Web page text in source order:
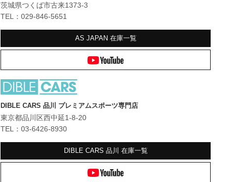
茨城県つくば市古来1373-3
TEL：029-846-5651
AS JAPAN 在庫一覧
DIBLE CARS 品川 プレミアムスポーツ専門店
東京都品川区西中延1-8-20
TEL：03-6426-8930
DIBLE CARS 品川 在庫一覧